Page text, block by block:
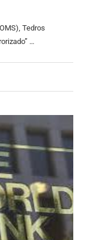
Tedros
…